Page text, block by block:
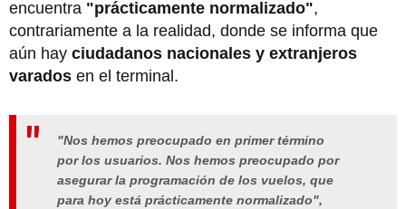
encuentra "prácticamente normalizado",
contrariamente a la realidad, donde se informa que
aún hay ciudadanos nacionales y extranjeros
varados en el terminal.
"Nos hemos preocupado en primer término
por los usuarios. Nos hemos preocupado por
asegurar la programación de los vuelos, que
para hoy está prácticamente normalizado",